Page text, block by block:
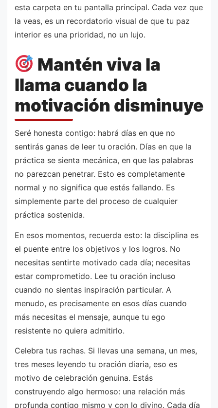
esta carpeta en tu pantalla principal. Cada vez que
la veas, es un recordatorio visual de que tu paz
interior es una prioridad, no un lujo.
Mantén viva la
llama cuando la
motivación disminuye
Seré honesta contigo: habrá días en que no
sentirás ganas de leer tu oración. Días en que la
práctica se sienta mecánica, en que las palabras
no parezcan penetrar. Esto es completamente
normal y no significa que estés fallando. Es
simplemente parte del proceso de cualquier
práctica sostenida.
En esos momentos, recuerda esto: la disciplina es
el puente entre los objetivos y los logros. No
necesitas sentirte motivado cada día; necesitas
estar comprometido. Lee tu oración incluso
cuando no sientas inspiración particular. A
menudo, es precisamente en esos días cuando
más necesitas el mensaje, aunque tu ego
resistente no quiera admitirlo.
Celebra tus rachas. Si llevas una semana, un mes,
tres meses leyendo tu oración diaria, eso es
motivo de celebración genuina. Estás
construyendo algo hermoso: una relación más
profunda contigo mismo y con lo divino. Cada día